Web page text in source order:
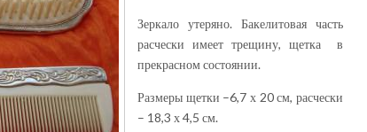
Зеркало утеряно. Бакелитовая часть
расчески имеет трещину, щетка в
прекрасном состоянии.
Размеры щетки –6,7 х 20 см, расчески
– 18,3 х 4,5 см.